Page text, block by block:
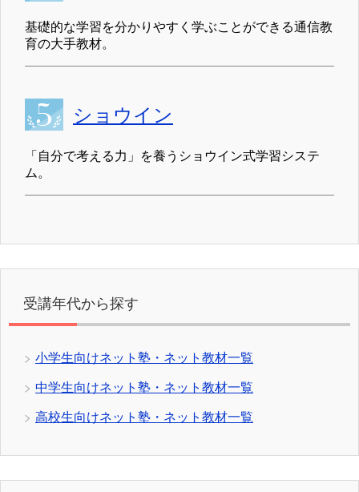
基礎的な学習を分かりやすく学ぶことができる通信教
育の大手教材。
ショウイン
「自分で考える力」を養うショウイン式学習システ
ム。
受講年代から探す
小学生向けネット塾・ネット教材一覧
中学生向けネット塾・ネット教材一覧
高校生向けネット塾・ネット教材一覧